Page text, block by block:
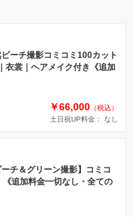
ーチ撮影コミコミ100カット
衣裳｜ヘアメイク付き《追加
￥66,000 （税込）
土日祝UP料金： なし
チ＆グリーン撮影】コミコ
追加料金一切なし・全ての